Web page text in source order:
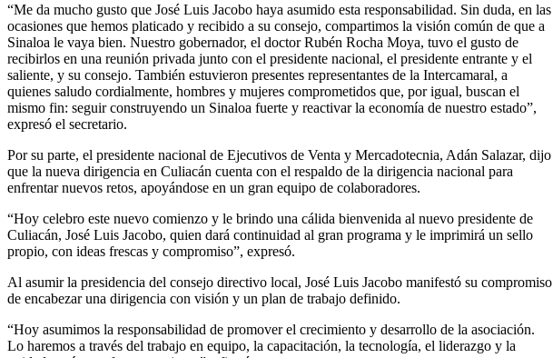
“Me da mucho gusto que José Luis Jacobo haya asumido esta responsabilidad. Sin duda, en las
ocasiones que hemos platicado y recibido a su consejo, compartimos la visión común de que a
Sinaloa le vaya bien. Nuestro gobernador, el doctor Rubén Rocha Moya, tuvo el gusto de
recibirlos en una reunión privada junto con el presidente nacional, el presidente entrante y el
saliente, y su consejo. También estuvieron presentes representantes de la Intercamaral, a
quienes saludo cordialmente, hombres y mujeres comprometidos que, por igual, buscan el
mismo fin: seguir construyendo un Sinaloa fuerte y reactivar la economía de nuestro estado”,
expresó el secretario.
Por su parte, el presidente nacional de Ejecutivos de Venta y Mercadotecnia, Adán Salazar, dijo
que la nueva dirigencia en Culiacán cuenta con el respaldo de la dirigencia nacional para
enfrentar nuevos retos, apoyándose en un gran equipo de colaboradores.
“Hoy celebro este nuevo comienzo y le brindo una cálida bienvenida al nuevo presidente de
Culiacán, José Luis Jacobo, quien dará continuidad al gran programa y le imprimirá un sello
propio, con ideas frescas y compromiso”, expresó.
Al asumir la presidencia del consejo directivo local, José Luis Jacobo manifestó su compromiso
de encabezar una dirigencia con visión y un plan de trabajo definido.
“Hoy asumimos la responsabilidad de promover el crecimiento y desarrollo de la asociación.
Lo haremos a través del trabajo en equipo, la capacitación, la tecnología, el liderazgo y la